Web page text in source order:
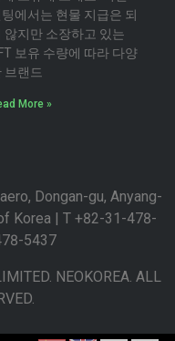
에서는 현물 지급은 되
않지만 소장하고 있는
보유 수량에 따라 다양
브랜드
More »
Dongan-gu, Anyang-
Korea | T +82-31-478-
5437
NEOKOREA. ALL